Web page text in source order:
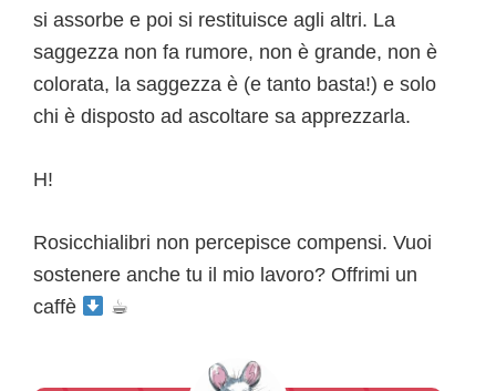
si assorbe e poi si restituisce agli altri. La
saggezza non fa rumore, non è grande, non è
colorata, la saggezza è (e tanto basta!) e solo
chi è disposto ad ascoltare sa apprezzarla.
H!
Rosicchialibri non percepisce compensi. Vuoi
sostenere anche tu il mio lavoro? Offrimi un
caffè
☕︎